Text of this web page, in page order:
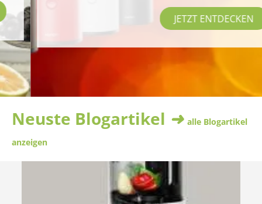
JETZT ENTDECKEN
Neuste Blogartikel ➜ alle Blogartikel
anzeigen